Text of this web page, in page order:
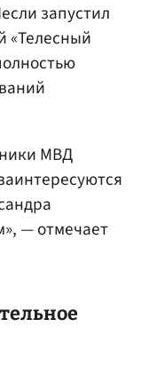
запустил
«Телесный
МВД
— отмечает